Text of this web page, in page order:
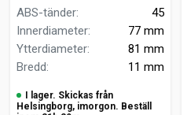
ABS-tänder:
45
Innerdiameter:
77 mm
Ytterdiameter:
81 mm
Bredd: 11 mm
I lager. Skickas från
Helsingborg, imorgon. Beställ